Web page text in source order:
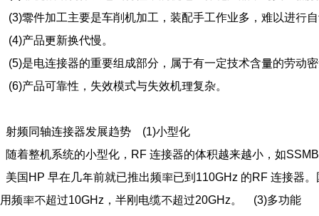
(3)零件加工主要是车削机加工，装配手工作业多，难以进行
(4)产品更新换代慢。
(5)是电连接器的重要组成部分，属于有一定技术含量的劳动
(6)产品可靠性，失效模式与失效机理复杂。
射频同轴连接器发展趋势 (1)小型化
随着整机系统的小型化，RF 连接器的体积越来越小，如
美国HP 早在几年前就已推出频率已到110GHz 的RF 连接器
用频率不超过10GHz，半刚电缆不超过20GHz。 (3)多功能